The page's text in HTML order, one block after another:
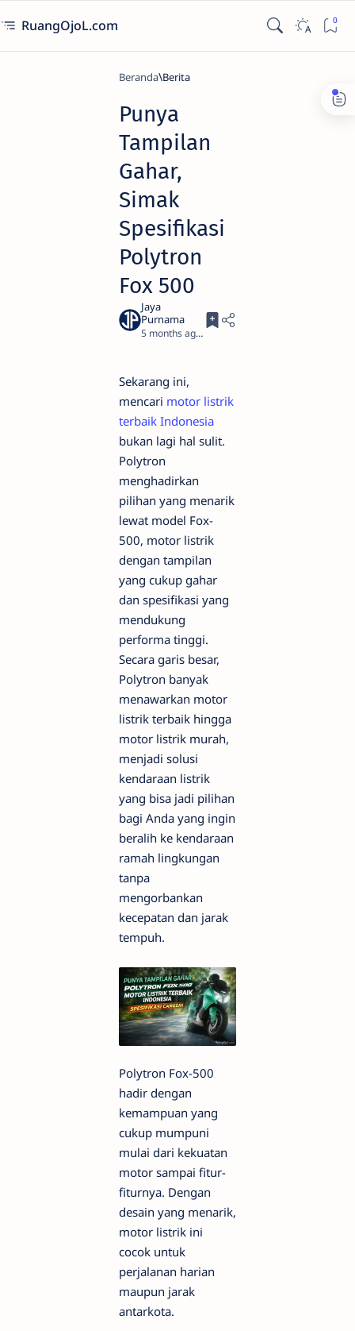
RuangOjoL.com
Beranda Berita
Punya
Tampilan
Gahar,
Simak
Spesifikasi
Polytron
Fox 500
5 months ago
Sekarang ini,
mencari motor listrik
terbaik Indonesia
bukan lagi hal sulit.
Polytron
menghadirkan
pilihan yang menarik
lewat model Fox-
500, motor listrik
dengan tampilan
yang cukup gahar
dan spesifikasi yang
mendukung
performa tinggi.
Secara garis besar,
Polytron banyak
menawarkan motor
listrik terbaik hingga
motor listrik murah,
menjadi solusi
kendaraan listrik
yang bisa jadi pilihan
bagi Anda yang ingin
beralih ke kendaraan
ramah lingkungan
tanpa
mengorbankan
kecepatan dan jarak
tempuh.
Polytron Fox-500
hadir dengan
kemampuan yang
cukup mumpuni
mulai dari kekuatan
motor sampai fitur-
fiturnya. Dengan
desain yang menarik,
motor listrik ini
cocok untuk
perjalanan harian
maupun jarak
antarkota.